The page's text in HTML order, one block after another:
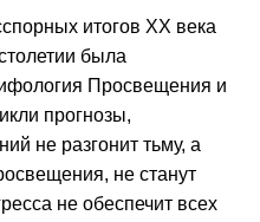
итогов ХХ века
была
Просвещения и
прогнозы,
не разгонит тьму, а
не станут
не обеспечит всех